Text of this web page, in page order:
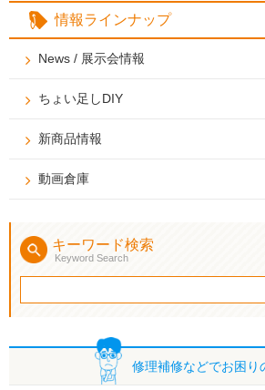
情報ラインナップ
News / 展示会情報
ちょい足しDIY
新商品情報
動画倉庫
キーワード検索
Keyword Search
修理補修などでお困り